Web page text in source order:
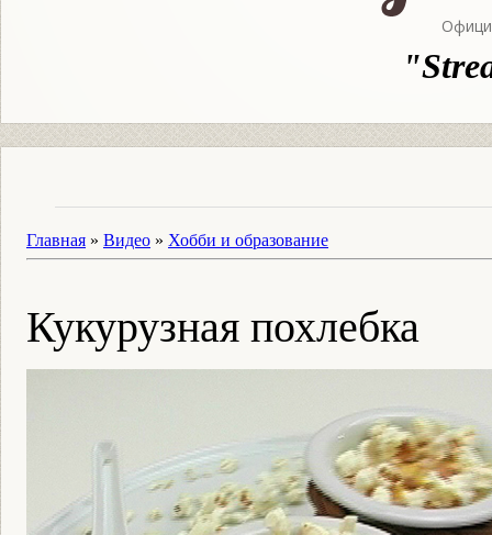
Главная » Видео » Хобби и образование
Кукурузная похлебка